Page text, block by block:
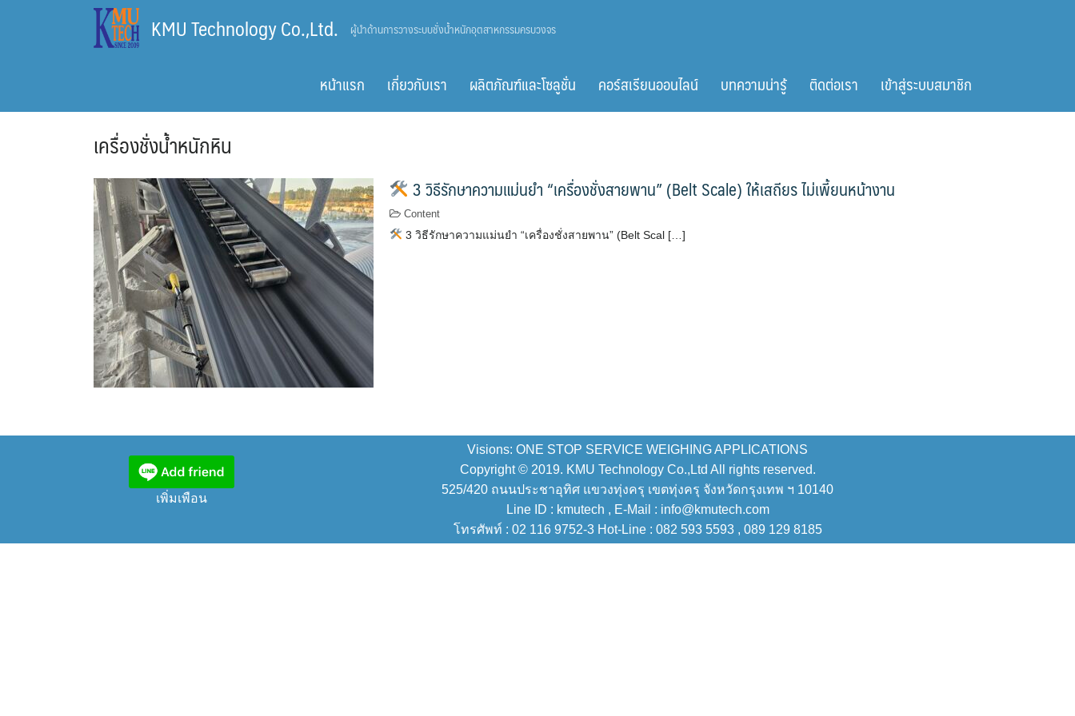
KMU Technology Co.,Ltd. ผู้นำด้านการวางระบบชั่งน้ำหนักอุตสาหกรรมครบวงจร
หน้าแรก เกี่ยวกับเรา ผลิตภัณฑ์และโซลูชั่น คอร์สเรียนออนไลน์ บทความน่ารู้ ติดต่อเรา เข้าสู่ระบบสมาชิก
เครื่องชั่งน้ำหนักหิน
3 วิธีรักษาความแม่นยำ “เครื่องชั่งสายพาน” (Belt Scale) ให้เสถียร ไม่เพี้ยนหน้างาน
Content
3 วิธีรักษาความแม่นยำ “เครื่องชั่งสายพาน” (Belt Scal […]
เพิ่มเพือน
Visions: ONE STOP SERVICE WEIGHING APPLICATIONS
Copyright © 2019. KMU Technology Co.,Ltd All rights reserved.
525/420 ถนนประชาอุทิศ แขวงทุ่งครุ เขตทุ่งครุ จังหวัดกรุงเทพ ฯ 10140
Line ID : kmutech , E-Mail : info@kmutech.com
โทรศัพท์ : 02 116 9752-3 Hot-Line : 082 593 5593 , 089 129 8185